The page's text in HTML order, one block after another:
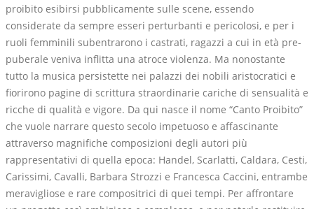
proibito esibirsi pubblicamente sulle scene, essendo
considerate da sempre esseri perturbanti e pericolosi, e per i
ruoli femminili subentrarono i castrati, ragazzi a cui in età pre-
puberale veniva inflitta una atroce violenza. Ma nonostante
tutto la musica persistette nei palazzi dei nobili aristocratici e
fiorirono pagine di scrittura straordinarie cariche di sensualità e
ricche di qualità e vigore. Da qui nasce il nome “Canto Proibito”
che vuole narrare questo secolo impetuoso e affascinante
attraverso magnifiche composizioni degli autori più
rappresentativi di quella epoca: Handel, Scarlatti, Caldara, Cesti,
Carissimi, Cavalli, Barbara Strozzi e Francesca Caccini, entrambe
meravigliose e rare compositrici di quei tempi. Per affrontare